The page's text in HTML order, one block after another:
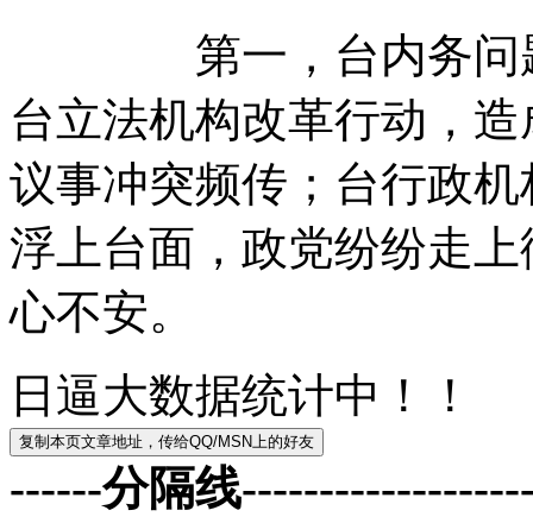
第一，台内务问题
台立法机构改革行动，
议事冲突频传；台行政
浮上台面，政党纷纷走
心不安。
日逼大数据统计中！！
------分隔线